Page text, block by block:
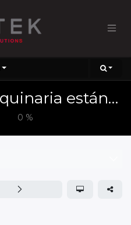
Catálogo de maquinaria estándar 2025
0 %